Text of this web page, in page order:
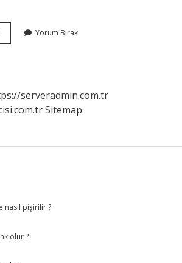
Yorum Bırak
serveradmin.com.tr
Sitemap
nasıl pişirilir ?
olur ?